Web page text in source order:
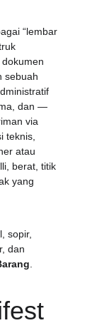
“lembar
sebuah
dan —
via
teknis,
atau
berat, titik
yang
sopir,
dan